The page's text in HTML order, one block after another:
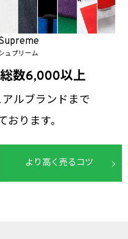
ュプリーム
数6,000以上
ルブランドまで
おります。
より高く売るコツ